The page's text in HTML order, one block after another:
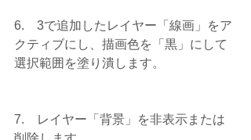
6.    3で追加したレイヤー「線画」をア
クティブにし、描画色を「黒」にして
選択範囲を塗り潰します。
7.    レイヤー「背景」を非表示または